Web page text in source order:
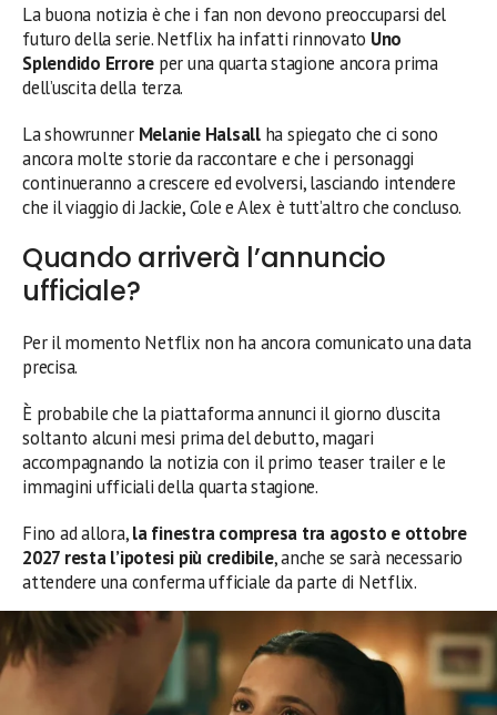
La buona notizia è che i fan non devono preoccuparsi del
futuro della serie. Netflix ha infatti rinnovato Uno
Splendido Errore per una quarta stagione ancora prima
dell’uscita della terza.
La showrunner Melanie Halsallha spiegato che ci sono
ancora molte storie da raccontare e che i personaggi
continueranno a crescere ed evolversi, lasciando intendere
che il viaggio di Jackie, Cole e Alex è tutt’altro che concluso.
Quando arriverà l’annuncio
ufficiale?
Per il momento Netflix non ha ancora comunicato una data
precisa.
È probabile che la piattaforma annunci il giorno d’uscita
soltanto alcuni mesi prima del debutto, magari
accompagnando la notizia con il primo teaser trailer e le
immagini ufficiali della quarta stagione.
Fino ad allora,la finestra compresa tra agosto e ottobre
2027 resta l’ipotesi più credibile, anche se sarà necessario
attendere una conferma ufficiale da parte di Netflix.